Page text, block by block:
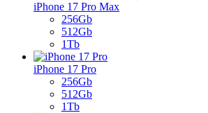
iPhone 17 Pro Max
256Gb
512Gb
1Tb
iPhone 17 Pro
256Gb
512Gb
1Tb